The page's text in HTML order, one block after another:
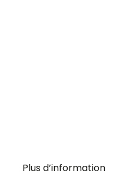
Plus d’information